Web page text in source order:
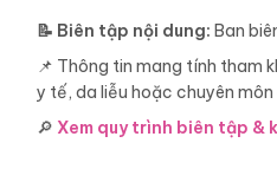
📝 Biên tập nội dung: Ban
📌 Thông tin mang tính tham
y tế, da liễu hoặc chuyên
🔎 Xem quy trình biên tập &